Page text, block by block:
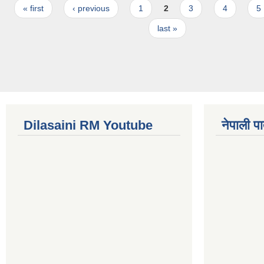
Pages
« first ‹ previous 1 2 3 4 5
last »
Dilasaini RM Youtube नेपाली